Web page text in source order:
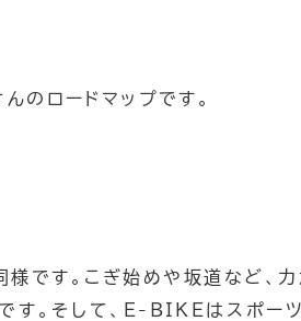
のロードマップです。
です。こぎ始めや坂道など、
す。そして、E-BIKEはスポー